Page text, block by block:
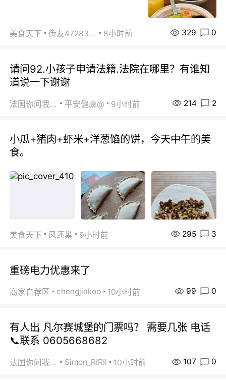
美食天下 街友472838572 8小时前 329 0
请问92.小孩子申请法籍.法院在哪里？有谁知
道说一下谢谢
法国你问我答 平安健康@ 9小时前 214 2
小瓜+猪肉+虾米+洋葱馅的饼，今天中午的美
食。
美食天下 凤还巢 9小时前 295 3
重磅电力优惠来了
商家自荐区 chengjiakoo 10小时前 99 0
有人出 凡尔赛城堡的门票吗？ 需要几张 电话
📞联系 0605668682
法国你问我答 Simon_RIRIl 10小时前 107 0